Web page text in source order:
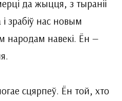
да жыцця, з тыраніі
зрабіў нас новым
народам навекі. Ён —
сцярпеў. Ён той, хто